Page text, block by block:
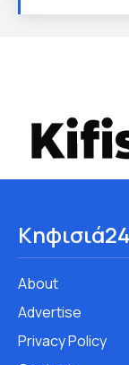
Κηφισιά24
About
Advertise
Privacy Policy